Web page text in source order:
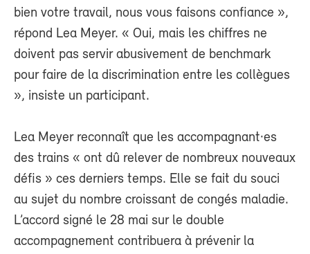
bien votre travail, nous vous faisons confiance »,
répond Lea Meyer. « Oui, mais les chiffres ne
doivent pas servir abusivement de benchmark
pour faire de la discrimination entre les collègues
», insiste un participant.
Lea Meyer reconnaît que les accompagnant·es
des trains « ont dû relever de nombreux nouveaux
défis » ces derniers temps. Elle se fait du souci
au sujet du nombre croissant de congés maladie.
L’accord signé le 28 mai sur le double
accompagnement contribuera à prévenir la